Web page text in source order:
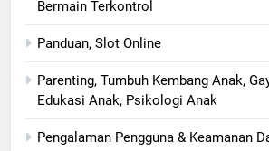
Bermain Terkontrol
Panduan, Slot Online
Parenting, Tumbuh Kembang Anak,
Edukasi Anak, Psikologi Anak
Pengalaman Pengguna & Keamanan